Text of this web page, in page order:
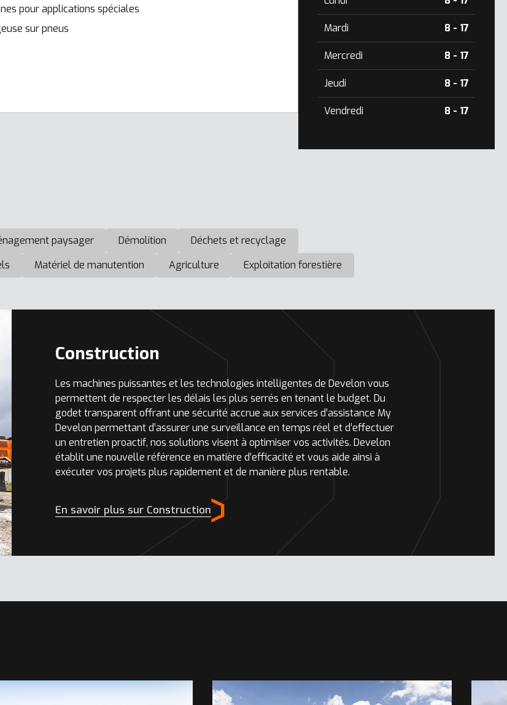
pour applications spéciales
sur pneus
Mardi 8 - 17
Mercredi 8 - 17
Jeudi 8 - 17
Vendredi 8 - 17
paysager Démolition
Déchets et recyclage
Matériel de manutention Agriculture Exploitation forestière
Construction
Les machines puissantes et les technologies intelligentes de Develon vous
permettent de respecter les délais les plus serrés en tenant le budget. Du
godet transparent offrant une sécurité accrue aux services d’assistance My
Develon permettant d’assurer une surveillance en temps réel et d’effectuer
un entretien proactif, nos solutions visent à optimiser vos activités. Develon
établit une nouvelle référence en matière d’efficacité et vous aide ainsi à
exécuter vos projets plus rapidement et de manière plus rentable.
En savoir plus sur Construction